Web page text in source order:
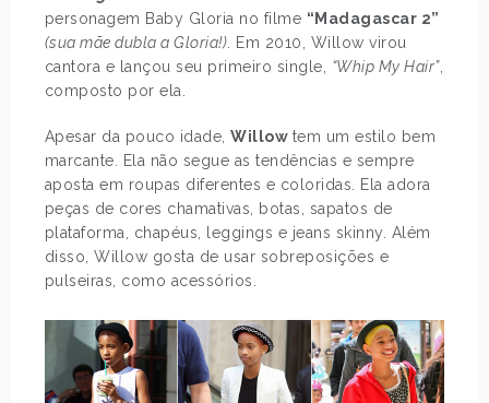
personagem Baby Gloria no filme “Madagascar 2”
(sua mãe dubla a Gloria!) . Em 2010, Willow virou
cantora e lançou seu primeiro single, “Whip My Hair”,
composto por ela.
Apesar da pouco idade,Willow tem um estilo bem
marcante. Ela não segue as tendências e sempre
aposta em roupas diferentes e coloridas. Ela adora
peças de cores chamativas, botas, sapatos de
plataforma, chapéus, leggings e jeans skinny. Além
disso, Willow gosta de usar sobreposições e
pulseiras, como acessórios.